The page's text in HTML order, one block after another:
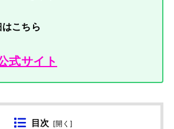
こちら
式サイト
目次 [開く ]